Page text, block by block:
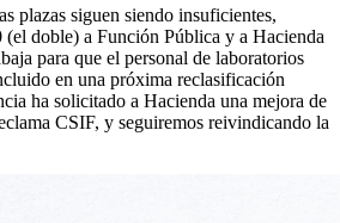
plazas siguen siendo insuficientes,
(el doble) a Función Pública y a Hacienda
para que el personal de laboratorios
en una próxima reclasificación
ha solicitado a Hacienda una mejora de
CSIF, y seguiremos reivindicando la